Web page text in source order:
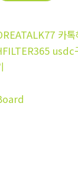
카
usdc